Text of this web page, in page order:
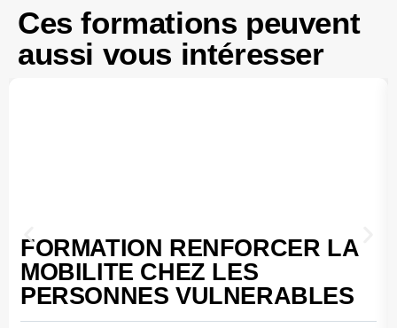
Ces formations peuvent
aussi vous intéresser
FORMATION RENFORCER LA
MOBILITE CHEZ LES
PERSONNES VULNERABLES